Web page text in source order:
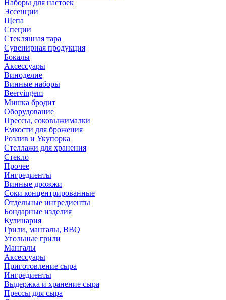
Наборы для настоек
Эссенции
Щепа
Специи
Стеклянная тара
Сувенирная продукция
Бокалы
Аксессуары
Виноделие
Винные наборы
Beervingem
Мишка бродит
Оборудование
Прессы, соковыжималки
Емкости для брожения
Розлив и Укупорка
Стеллажи для хранения
Стекло
Прочее
Ингредиенты
Винные дрожжи
Соки концентрированные
Отдельные ингредиенты
Бондарные изделия
Кулинария
Грили, мангалы, BBQ
Угольные грили
Мангалы
Аксессуары
Приготовление сыра
Ингредиенты
Выдержка и хранение сыра
Прессы для сыра